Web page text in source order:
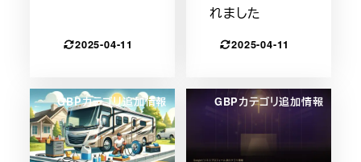
2025-04-11
れました
2025-04-11
GBPカテゴリ追加情報 GBPカテゴリ追加情報